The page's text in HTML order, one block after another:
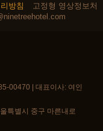
방침
고정형 영상정보처
00470 | 대표이사: 여인
특별시 중구 마른내로